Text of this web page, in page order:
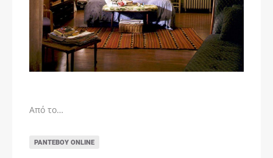
Από το…
ΡΑΝΤΕΒΟΎ ONLINE